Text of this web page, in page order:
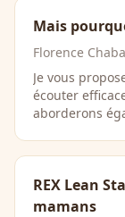
Mais
Florence
Je vous
écouter
aborderons
REX Lean
mamans